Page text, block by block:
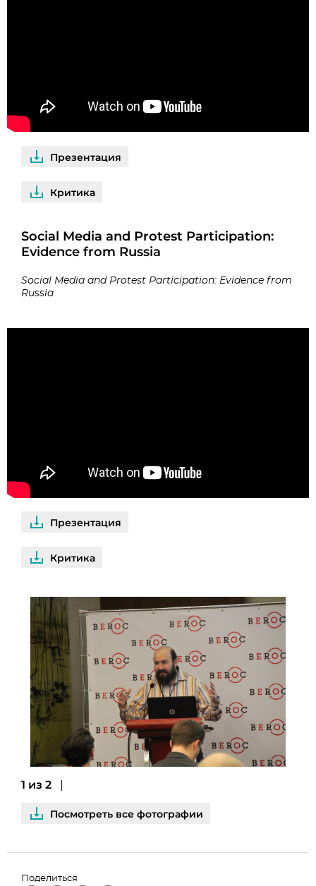
Презентация
Критика
Social Media and Protest Participation:
Evidence from Russia
Social Media and Protest Participation: Evidence from
Russia
Презентация
Критика
1 из 2
Посмотреть все фотографии
Поделиться